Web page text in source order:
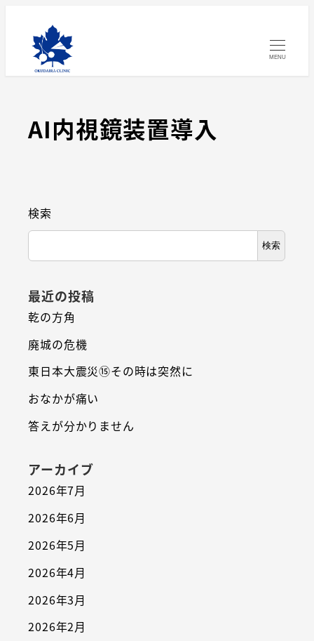
MENU
AI内視鏡装置導入
検索
検索
最近の投稿
乾の方角
廃城の危機
東日本大震災⑮その時は突然に
おなかが痛い
答えが分かりません
アーカイブ
2026年7月
2026年6月
2026年5月
2026年4月
2026年3月
2026年2月